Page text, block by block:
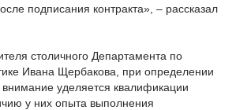
подписания контракта», – рассказал
столичного Департамента по
Ивана Щербакова, при определении
уделяется квалификации
у них опыта выполнения